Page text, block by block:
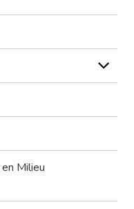
Milieu